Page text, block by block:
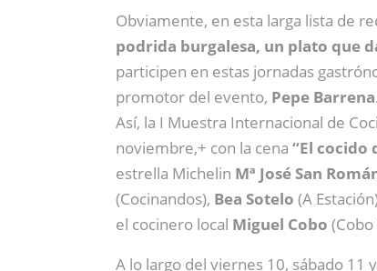
Obviamente, en esta larga lista de
podrida burgalesa, un plato que
participen en estas jornadas
promotor del evento, Pepe Barrena.
Así, la I Muestra Internacional de
noviembre,+ con la cena “El cocido
estrella Michelin Mª José San
(Cocinandos), Bea Sotelo (A
el cocinero local Miguel Cobo (Cobo
A lo largo del viernes 10, sábado